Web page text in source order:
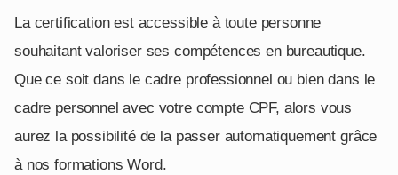
La certification est accessible à toute personne
souhaitant valoriser ses compétences en bureautique.
Que ce soit dans le cadre professionnel ou bien dans le
cadre personnel avec votre compte CPF, alors vous
aurez la possibilité de la passer automatiquement grâce
à nos formations Word.